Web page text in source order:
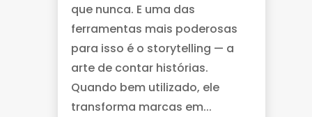
que nunca. E uma das
ferramentas mais poderosas
para isso é o storytelling — a
arte de contar histórias.
Quando bem utilizado, ele
transforma marcas em...